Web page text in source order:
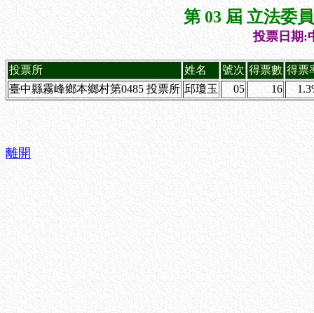
第 03 屆 立法委
投票日期:
投票所 姓名 號次 得票數 得票
臺中縣霧峰鄉本鄉村第0485 投票所 邱瓊玉 05 16
離開